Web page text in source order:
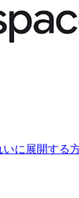
に展開する